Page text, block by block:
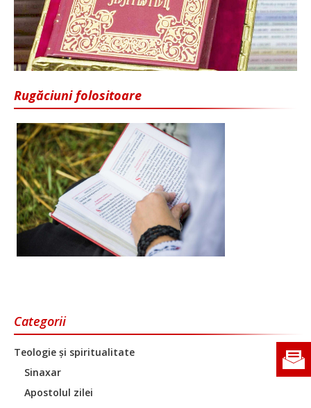
Categorii
Teologie și spiritualitate
Sinaxar
Apostolul zilei
Rugăciuni folositoare